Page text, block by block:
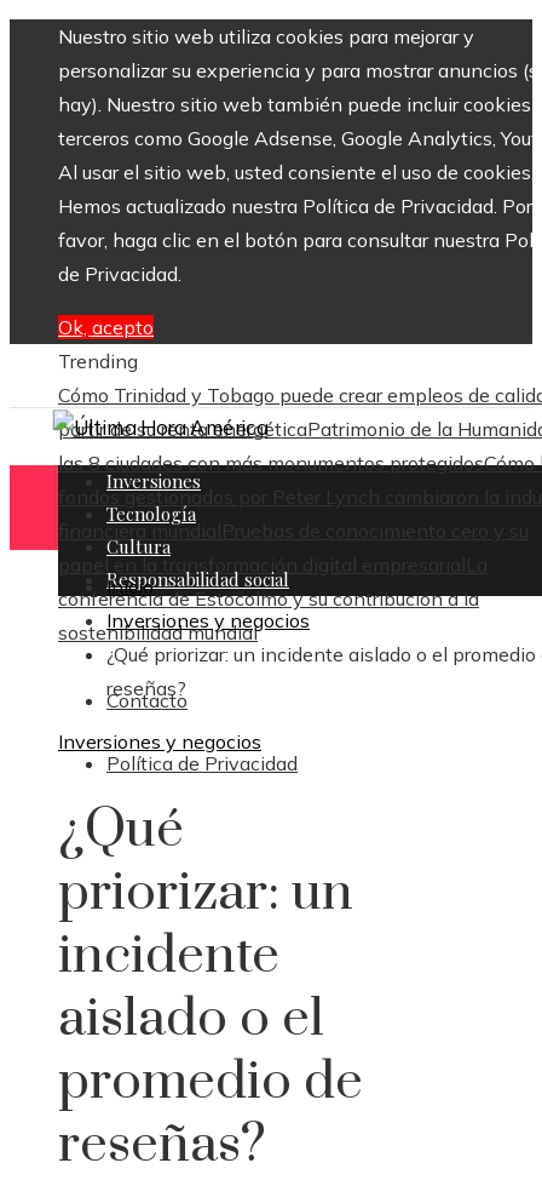
Nuestro sitio web utiliza cookies para mejorar y
personalizar su experiencia y para mostrar anuncios
hay). Nuestro sitio web también puede incluir cookies
terceros como Google Adsense, Google Analytics,
Al usar el sitio web, usted consiente el uso de cookies.
Hemos actualizado nuestra Política de Privacidad. Por
favor, haga clic en el botón para consultar nuestra
de Privacidad.
Ok, acepto
Trending
Cómo Trinidad y Tobago puede crear empleos de
partir de su renta energéticaPatrimonio de la
las 8 ciudades con más monumentos protegidosCómo
fondos gestionados por Peter Lynch cambiaron la
financiera mundial
Pruebas de conocimiento cero y su
papel en la transformación digital empresarial
La
conferencia de Estocolmo y su contribución a la
sostenibilidad mundial
Contacto
Política de Privacidad
Inversiones
Tecnología
Cultura
Responsabilidad social
Inicio
Inversiones y negocios
¿Qué priorizar: un incidente aislado o el promedio
reseñas?
Inversiones y negocios
¿Qué
priorizar: un
incidente
aislado o el
promedio de
reseñas?